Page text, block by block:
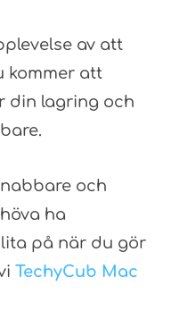
av att
kommer att
din lagring och
och
ha
på när du gör
TechyCub Mac